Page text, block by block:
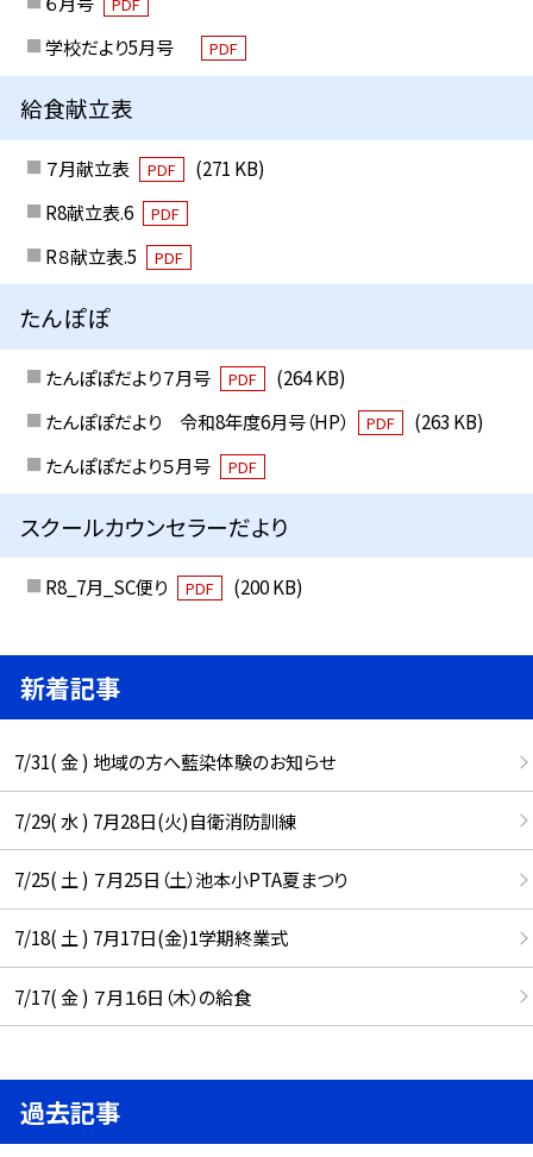
学校だより5月号 PDF
給食献立表
７月献立表 PDF
(271 KB)
R8献立表.6
PDF
R８献立表.5 PDF
たんぽぽ
たんぽぽだより７月号 PDF
(264 KB)
たんぽぽだより 令和8年度6月号（HP）
PDF
(263 KB)
たんぽぽだより５月号
PDF
スクールカウンセラーだより
R8_7月_SC便り PDF (200 KB)
新着記事
7/31( 金 ) 地域の方へ藍染体験のお知らせ
7/29( 水 ) 7月28日(火)自衛消防訓練
7/25( 土 ) ７月25日（土）池本小PTA夏まつり
7/18( 土 ) 7月17日(金)1学期終業式
7/17( 金 ) ７月１6日（木）の給食
過去記事